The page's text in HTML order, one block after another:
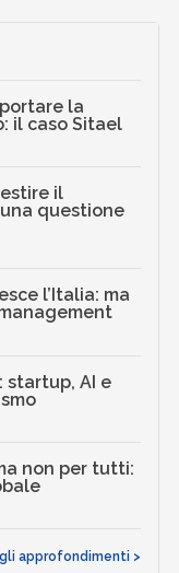
la
il caso Sitael
il
questione
l’Italia: ma
startup, AI e
non per tutti:
approfondimenti >